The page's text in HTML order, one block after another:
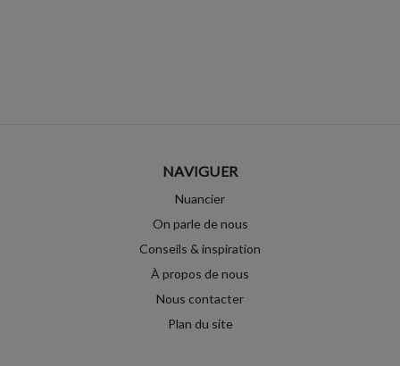
NAVIGUER
Nuancier
On parle de nous
Conseils & inspiration
À propos de nous
Nous contacter
Plan du site